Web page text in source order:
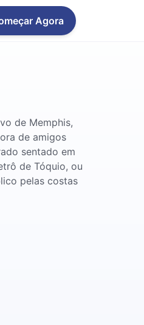
Agora
de Memphis,
de amigos
sentado em
de Tóquio, ou
pelas costas